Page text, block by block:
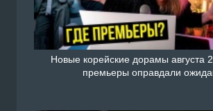
Новые корейские дорамы августа
премьеры оправдали